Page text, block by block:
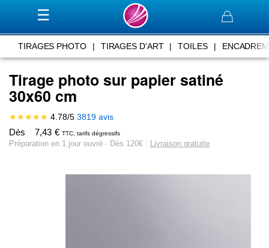
Panier
TIRAGES PHOTO | TIRAGES D'ART | TOILES |
Tirage photo sur papier satiné
30x60 cm
★★★★★ 4.78/5 3819 avis
Dès 7,43 € TTC, tarifs dégressifs
Préparation en 1 jour ouvré ∙ Dès 120€ : Livraison gratuite